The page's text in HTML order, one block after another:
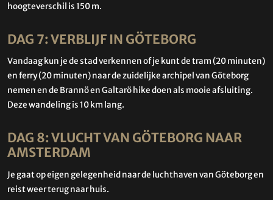
hoogteverschil is 150 m.
DAG 7: VERBLIJF IN GÖTEBORG
Vandaag kun je de stad verkennen of je kunt de tram (20 minuten)
en ferry (20 minuten) naar de zuidelijke archipel van Göteborg
nemen en de Brannö en Galtarö hike doen als mooie afsluiting.
Deze wandeling is 10 km lang.
DAG 8: VLUCHT VAN GÖTEBORG NAAR
AMSTERDAM
Je gaat op eigen gelegenheid naar de luchthaven van Göteborg en
reist weer terug naar huis.